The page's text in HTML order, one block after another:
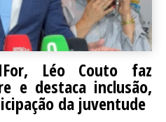
Léo Couto faz
e destaca inclusão,
da juventude